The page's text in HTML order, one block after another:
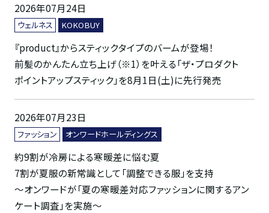
2026年07月24日
ウェルネス KOKOBUY
『product』からスティックタイプのバームが登場！
前髪のかんたん立ち上げ（※1）を叶える「ザ・プロダクト
ポイントアップスティック」を8月1日(土)に先行発売
2026年07月23日
ファッション オンワードホールディングス
約9割が冷房による寒暖差に悩む夏
7割が夏服の新常識として「調整できる服」を支持
～オンワードが「夏の寒暖差対応ファッションに関するアン
ケート調査」を実施～